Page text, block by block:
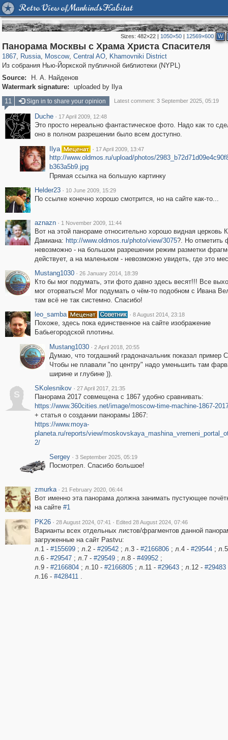
Retro View of Mankind's Habitat
Sizes:482×22 | 1050×50 | 12569×600 W
Панорама Москвы с Храма Христа Спасителя
1867, Russia
1,406,258 29,243
, Moscow
319,780 8,286
, Central AO
159,978 5,916
, Khamovniki District
19,394 722
Из собрания Нью-Йоркской публичной библиотеки (NYPL)
Source:
Н. А. Найденов
Watermark signature:
uploaded by Ilya
11
Sign in to share your opinion Latest comment: 3 September 2025, 05:19
Duche · 17 April 2009, 12:48
Это просто нереально фантастическое фото. Надо как то
оно в полном разрешении было всем доступно.
Ilya
· 17 April 2009, 13:47
http://www.oldmos.ru/upload/photos/
b363a5b9.jpg
Прямая ссылка на большую картинку
Helder23 · 10 June 2009, 15:29
По ссылке конечно хорошо смотрится, но на сайте как-то...
aznazn · 1 November 2009, 11:44
Вот на этой панораме относительно хорошо видная церковь
Дамиана: http://www.oldmos.ru/photo/view/3075?. Но отметить
невозможно - на большом разрешении режим разметки
действует, а на маленьком - невозможно увидеть, где это
Mustang1030 · 26 January 2014, 18:39
Кто бы мог подумать, эти фото давно здесь весят!!! Все
мог оторваться! Мог подумать о чём-то подобном с Ивана
там всё не так системно. Спасибо!
leo_samba
· 8 August 2014, 23:18
Похоже, здесь пока единственное на сайте изображение
Бабьегородской плотины.
Mustang1030 · 2 April 2018, 20:55
Думаю, что тогдашний градоначальник показал пример
Чтобы не плавали "по центру" надо уменьшить там
ширине и глубине )).
S
SKolesnikov · 27 April 2017, 21:35
Панорама 2017 совмещена с 1867 удобно сравнивать:
https://www.360cities.net/image/moscow-time-machine-1867-
+ статья о создании панорамы 1867:
https://www.moya-
planeta.ru/reports/view/
2/
Sergey · 3 September 2025, 05:19
Посмотрел. Спасибо большое!
zmurka · 21 February 2020, 06:44
Вот именно эта панорама должна занимать пустующее
на сайте #1
PK26 · 28 August 2024, 07:41 · Edited 28 August 2024, 07:46
Варианты всех отдельных листов/фрагментов данной
загруженные на сайт Pastvu:
л.1 - #155699; л.2 - #29542; л.3 - #2166806; л.4 - #29544;
л.6 - #29547; л.7 - #29549; л.8 - #49952;
л.9 - #2166804; л.10 - #2166805; л.11 - #29643; л.12 - #29483
л.16 - #428411.